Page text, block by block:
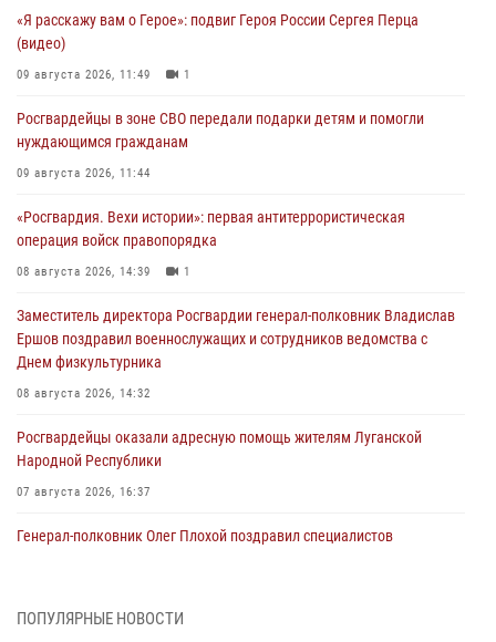
«Я расскажу вам о Герое»: подвиг Героя России Сергея Перца
(видео)
09 августа 2026, 11:49 1
Росгвардейцы в зоне СВО передали подарки детям и помогли
нуждающимся гражданам
09 августа 2026, 11:44
«Росгвардия. Вехи истории»: первая антитеррористическая
операция войск правопорядка
08 августа 2026, 14:39 1
Заместитель директора Росгвардии генерал-полковник Владислав
Ершов поздравил военнослужащих и сотрудников ведомства с
Днем физкультурника
08 августа 2026, 14:32
Росгвардейцы оказали адресную помощь жителям Луганской
Народной Республики
07 августа 2026, 16:37
Генерал-полковник Олег Плохой поздравил специалистов
07 августа 2026, 16:32
ПОПУЛЯРНЫЕ НОВОСТИ